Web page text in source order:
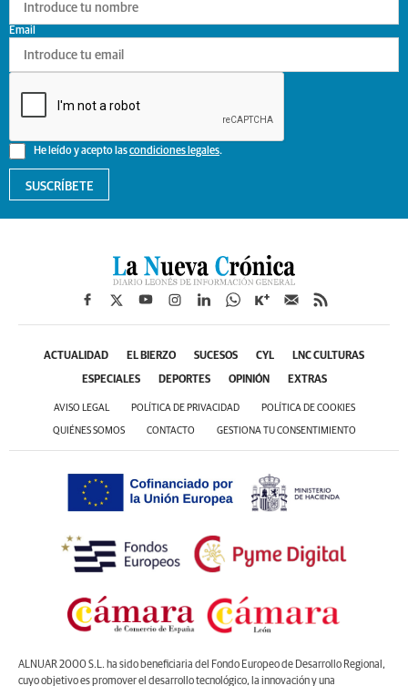
He leído y acepto lascondiciones legales.
Email
SUSCRÍBETE
ACTUALIDAD EL BIERZO SUCESOS CYL LNC CULTURAS
ESPECIALES DEPORTES OPINIÓN EXTRAS
AVISO LEGAL POLÍTICA DE PRIVACIDAD POLÍTICA DE COOKIES
QUIÉNES SOMOS CONTACTO GESTIONA TU CONSENTIMIENTO
ALNUAR 2000 S.L. ha sido beneficiaria del Fondo Europeo de Desarrollo Regional,
cuyo objetivo es promover el desarrollo tecnológico, la innovación y una